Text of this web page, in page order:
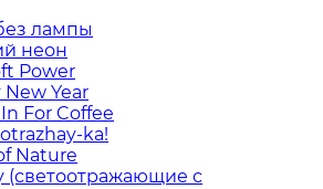
лампы
неон
Power
Year
For Coffee
ka!
Nature
(светоотражающие с